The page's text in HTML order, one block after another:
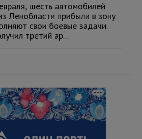
шесть автомобилей
Ленобласти прибыли в зону
свои боевые задачи.
третий ар...